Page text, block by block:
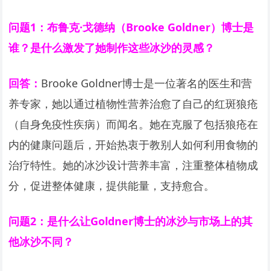
问题1：布鲁克·戈德纳（Brooke Goldner）博士是
谁？是什么激发了她制作这些冰沙的灵感？
回答： Brooke Goldner博士是一位著名的医生和营
养专家，她以通过植物性营养治愈了自己的红斑狼疮
（自身免疫性疾病）而闻名。她在克服了包括狼疮在
内的健康问题后，开始热衷于教别人如何利用食物的
治疗特性。她的冰沙设计营养丰富，注重整体植物成
分，促进整体健康，提供能量，支持愈合。
问题2：是什么让Goldner博士的冰沙与市场上的其
他冰沙不同？